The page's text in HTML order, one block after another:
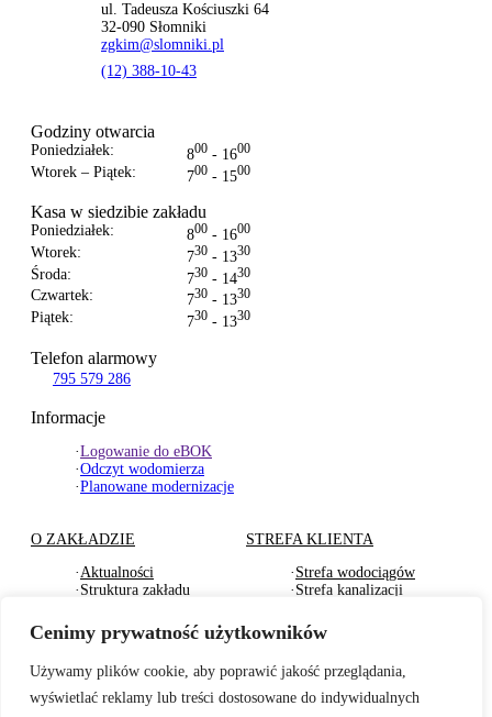
Cenimy prywatność użytkowników
Używamy plików cookie, aby poprawić jakość przeglądania,
wyświetlać reklamy lub treści dostosowane do indywidualnych
ul. Tadeusza Kościuszki 64
32-090 Słomniki
zgkim@slomniki.pl
(12) 388-10-43
Godziny otwarcia
Poniedziałek: 800 - 1600
Wtorek – Piątek: 700 - 1500
Kasa w siedzibie zakładu
Poniedziałek: 800 - 1600
Wtorek: 730 - 1330
Środa: 730 - 1430
Czwartek: 730 - 1330
Piątek: 730 - 1330
Telefon alarmowy
795 579 286
Informacje
·Logowanie do eBOK
·Odczyt wodomierza
·Planowane modernizacje
O ZAKŁADZIE
·Aktualności
· Struktura zakładu
·Oferty pracy
STREFA KLIENTA
· Strefa wodociągów
· Strefa kanalizacji
komunalnych
·Strefa odbioru odpadów